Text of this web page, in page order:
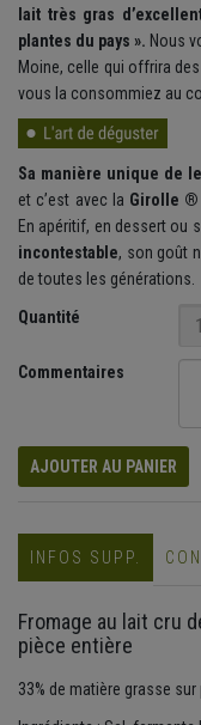
lait très gras
plantes du pays ». Nous
Moine, celle qui offrira des
vous la consommiez au
Sa manière unique de
et c’est avec la Girolle ®
En apéritif, en dessert ou
incontestable, son goût
de toutes les générations.
Quantité
Commentaires
AJOUTER AU PANIER
INFOS SUPP.
Fromage au lait cru
pièce entière
33% de matière grasse